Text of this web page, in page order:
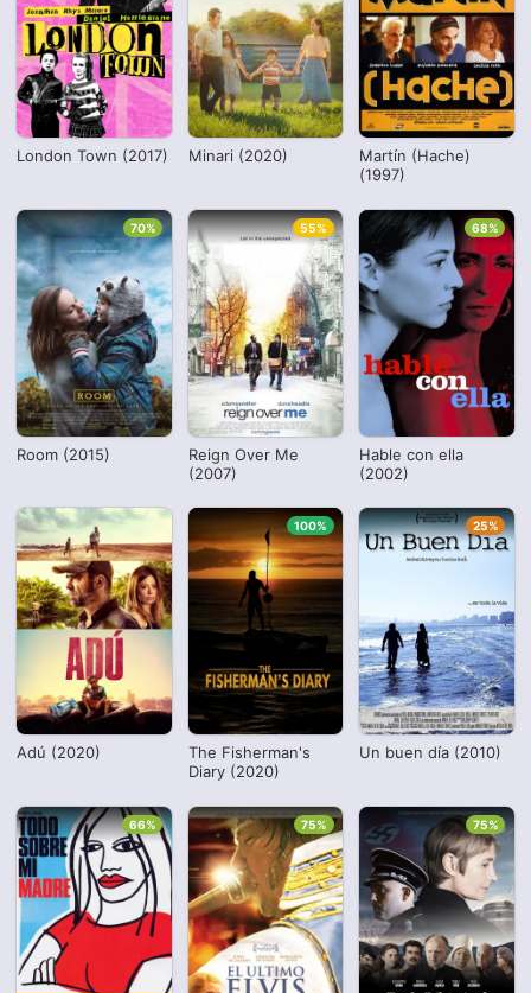
London Town (2017) Minari (2020)
Martín (Hache)
(1997)
Room (2015)
70%
Reign Over Me
(2007)
55%
Hable con ella
(2002)
68%
Adú (2020)
The Fisherman's
Diary (2020)
100%
Un buen día (2010)
25%
66% 75% 75%